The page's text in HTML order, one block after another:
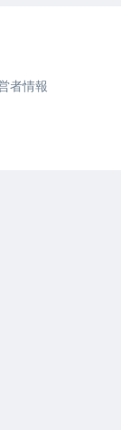
者情報